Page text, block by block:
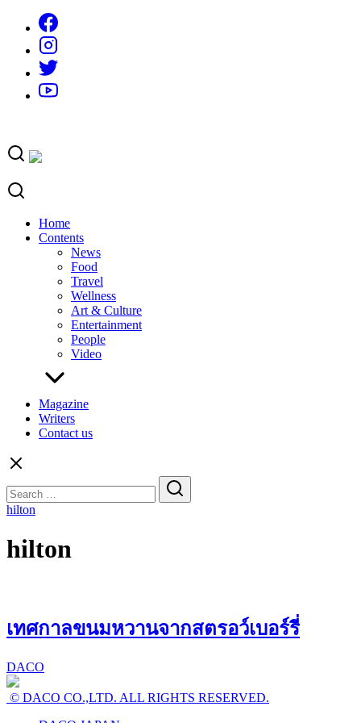
content
Home
Contents
News
Food
Travel
Wellness
Art & Culture
Entertainment
People
Video
Magazine
Writers
Contact us
for:
hilton
hilton
เทศกาลขนมหวานจากสตรอว์เบอร์รี่
DACO
© DACO CO.,LTD. ALL RIGHTS RESERVED.